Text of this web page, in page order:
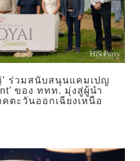
’ ร่วมสนับสนุนแคมเปญ
ของ ททท. มุ่งสู่ผู้นำ
ตะวันออกเฉียงเหนือ